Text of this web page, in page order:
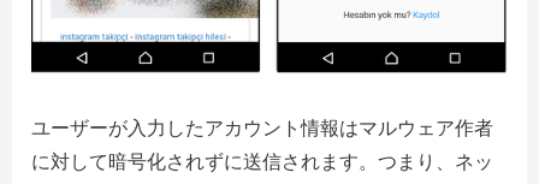
ユーザーが入力したアカウント情報はマルウェア作者
に対して暗号化されずに送信されます。つまり、ネッ